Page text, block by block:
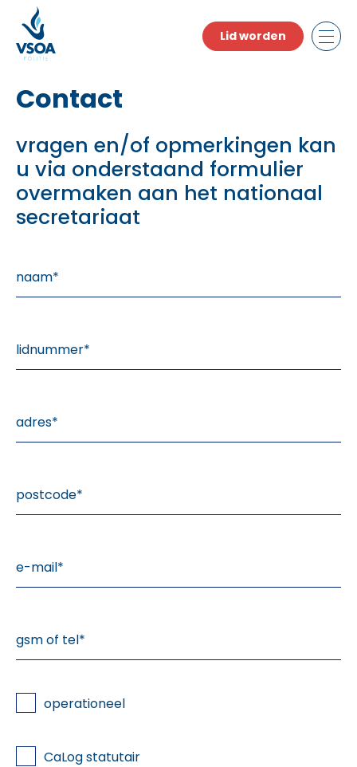
the
content
Lid worden
Contact
vragen en/of opmerkingen kan
u via onderstaand formulier
overmaken aan het nationaal
secretariaat
operationeel
CaLog statutair